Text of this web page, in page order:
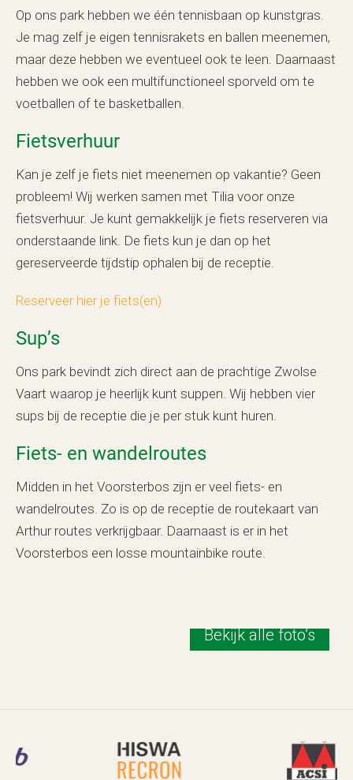
Op ons park hebben we één tennisbaan op kunstgras.
Je mag zelf je eigen tennisrakets en ballen meenemen,
maar deze hebben we eventueel ook te leen. Daarnaast
hebben we ook een multifunctioneel sporveld om te
voetballen of te basketballen.
Fietsverhuur
Kan je zelf je fiets niet meenemen op vakantie? Geen
probleem! Wij werken samen met Tilia voor onze
fietsverhuur. Je kunt gemakkelijk je fiets reserveren via
onderstaande link. De fiets kun je dan op het
gereserveerde tijdstip ophalen bij de receptie.
Reserveer hier je fiets(en)
Sup’s
Ons park bevindt zich direct aan de prachtige Zwolse
Vaart waarop je heerlijk kunt suppen. Wij hebben vier
sups bij de receptie die je per stuk kunt huren.
Fiets- en wandelroutes
Midden in het Voorsterbos zijn er veel fiets- en
wandelroutes. Zo is op de receptie de routekaart van
Arthur routes verkrijgbaar. Daarnaast is er in het
Voorsterbos een losse mountainbike route.
Bekijk alle foto’s